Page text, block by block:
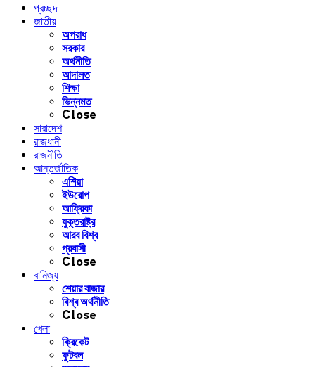
প্রচ্ছদ
জাতীয়
অপরাধ
সরকার
অর্থনীতি
আদালত
শিক্ষা
ভিন্নমত
Close
সারাদেশ
রাজধানী
রাজনীতি
আন্তর্জাতিক
এশিয়া
ইউরোপ
আফ্রিকা
যুক্তরাষ্ট্র
আরব বিশ্ব
প্রবাসী
Close
বানিজ্য
শেয়ার বাজার
বিশ্ব অর্থনীতি
Close
খেলা
ক্রিকেট
ফুটবল